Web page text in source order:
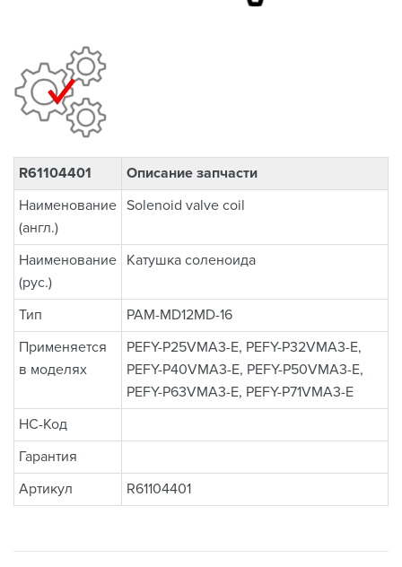
R61104401
Описание запчасти
Наименование
(англ.)
Solenoid valve coil
Наименование
(рус.)
Катушка соленоида
Тип
PAM-MD12MD-16
Применяется
в моделях
PEFY-P25VMA3-E, PEFY-P32VMA3-E,
PEFY-P40VMA3-E, PEFY-P50VMA3-E,
PEFY-P63VMA3-E, PEFY-P71VMA3-E
НС-Код
Гарантия
Артикул
R61104401